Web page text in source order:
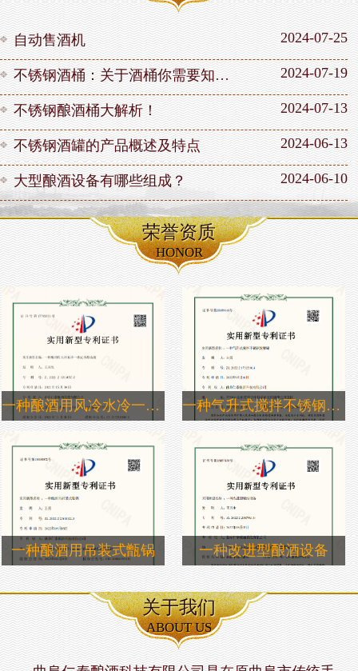
自动售酒机 2024-07-25
不锈钢酒桶：关于酒桶你需要知道的一切 2024-07-19
不锈钢酿酒桶大解析！ 2024-07-13
不锈钢酒罐的产品概述及特点 2024-06-13
大型酿酒设备有哪些组成？ 2024-06-10
荣誉资质
HONOR
一种酿酒用风冷水冷一体式冷凝装置 一种气升式搅拌不锈钢发酵罐
一种酿酒用吊装式甑锅 一种改进型酿酒设备
关于我们
ABOUT US